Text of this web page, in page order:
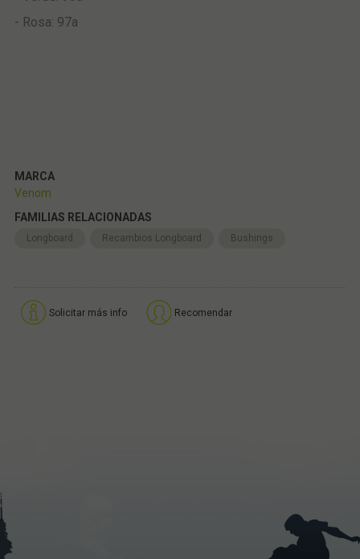
- Rosa: 97a
MARCA
Venom
FAMILIAS RELACIONADAS
Longboard Recambios Longboard Bushings
Solicitar más info Recomendar